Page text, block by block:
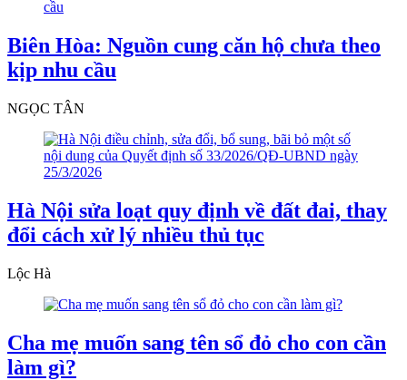
Biên Hòa: Nguồn cung căn hộ chưa theo
kịp nhu cầu
NGỌC TÂN
Hà Nội sửa loạt quy định về đất đai, thay
đổi cách xử lý nhiều thủ tục
Lộc Hà
Cha mẹ muốn sang tên sổ đỏ cho con cần
làm gì?